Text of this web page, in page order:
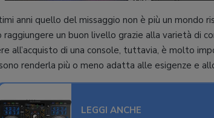
anni quello del missaggio non è più un mondo
raggiungere un buon livello grazie alla varietà di
all’acquisto di una console, tuttavia, è molto
renderla più o meno adatta alle esigenze e
LEGGI ANCHE